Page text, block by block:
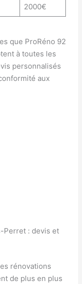
2000€
que ProRéno 92
à toutes les
personnalisés
aux
Perret : devis et
rénovations
de plus en plus